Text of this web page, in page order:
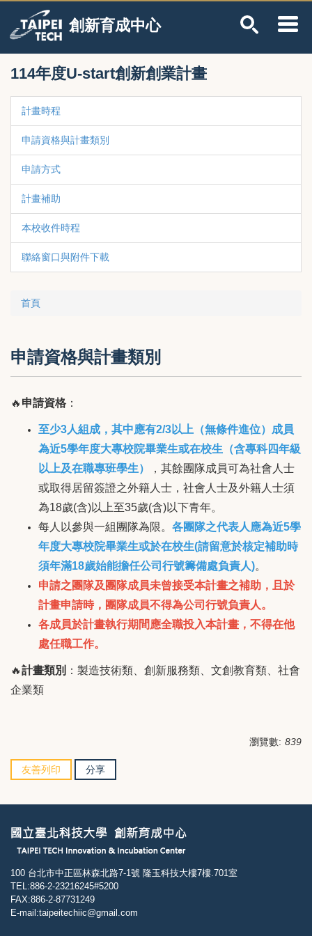
主
要
內
區
創新育成中心
114年度U-start創新創業計畫
計畫時程
申請資格與計畫類別
申請方式
計畫補助
本校收件時程
聯絡窗口與附件下載
首頁
申請資格與計畫類別
🔥 申請資格 ：
至少3人組成，其中應有2/3以上（無條件進位）成員
為近5學年度大專校院畢業生或在校生（含專科四年級
以上及在職專班學生）
，其餘團隊成員可為社會人士
或取得居留簽證之外籍人士，社會人士及外籍人士須
為18歲(含)以上至35歲(含)以下青年。
每人以參與一組團隊為限。 各團隊之代表人應為近5學
年度大專校院畢業生或於在校生(請留意於核定補助時
須年滿18歲始能擔任公司行號籌備處負責人)。
申請之團隊及團隊成員未曾接受本計畫之補助，且於
計畫申請時，團隊成員不得為公司行號負責人。
各成員於計畫執行期間應全職投入本計畫，不得在他
處任職工作。
🔥計畫類別 ：製造技術類、創新服務類、文創教育類、社會
企業類
瀏覽數: 839
友善列印 分享
100 台北市中正區林森北路7-1號 隆玉科技大樓7樓.701室
TEL:886-2-23216245#5200
FAX:886-2-87731249
E-mail:taipeitechiic@gmail.com